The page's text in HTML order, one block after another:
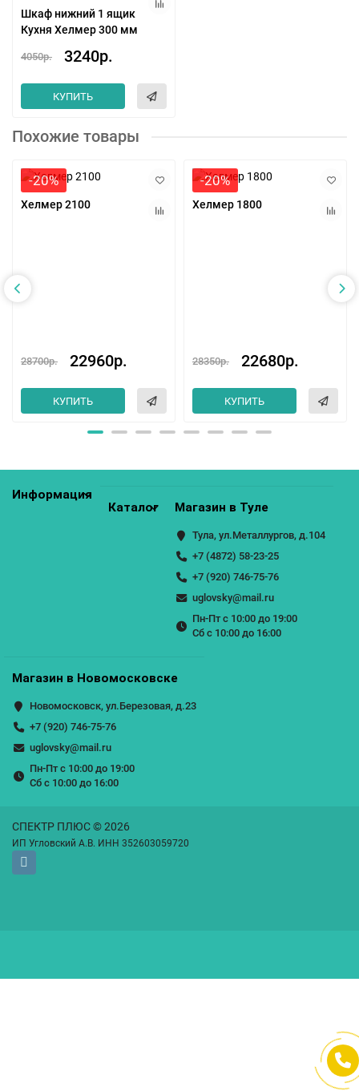
Шкаф нижний 1 ящик
Кухня Хелмер 300 мм
4050р. 3240р.
КУПИТЬ
Похожие товары
-20%
Хелмер 2100
28700р. 22960р.
КУПИТЬ
-20%
Хелмер 1800
28350р. 22680р.
КУПИТЬ
Информация
Каталог
Магазин в Туле
Тула, ул.Металлургов, д.104
+7 (4872) 58-23-25
+7 (920) 746-75-76
uglovsky@mail.ru
Пн-Пт с 10:00 до 19:00
Сб с 10:00 до 16:00
Магазин в Новомосковске
Новомосковск, ул.Березовая, д.23
+7 (920) 746-75-76
uglovsky@mail.ru
Пн-Пт с 10:00 до 19:00
Сб с 10:00 до 16:00
СПЕКТР ПЛЮС © 2026
ИП Угловский А.В. ИНН 352603059720